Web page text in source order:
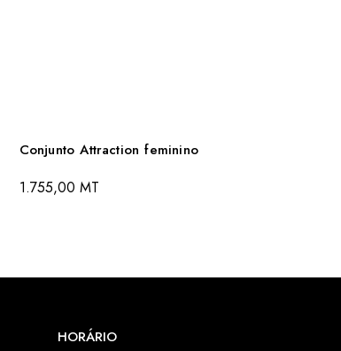
Conjunto Attraction feminino
1.755,00 MT
HORÁRIO